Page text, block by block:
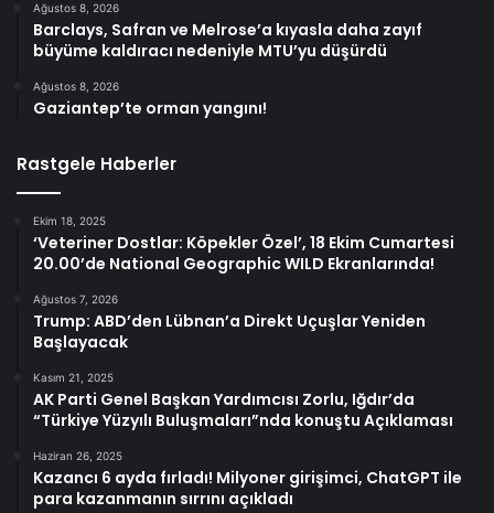
Ağustos 8, 2026
Barclays, Safran ve Melrose’a kıyasla daha zayıf
büyüme kaldıracı nedeniyle MTU’yu düşürdü
Ağustos 8, 2026
Gaziantep’te orman yangını!
Rastgele Haberler
Ekim 18, 2025
‘Veteriner Dostlar: Köpekler Özel’, 18 Ekim Cumartesi
20.00’de National Geographic WILD Ekranlarında!
Ağustos 7, 2026
Trump: ABD’den Lübnan’a Direkt Uçuşlar Yeniden
Başlayacak
Kasım 21, 2025
AK Parti Genel Başkan Yardımcısı Zorlu, Iğdır’da
“Türkiye Yüzyılı Buluşmaları”nda konuştu Açıklaması
Haziran 26, 2025
Kazancı 6 ayda fırladı! Milyoner girişimci, ChatGPT ile
para kazanmanın sırrını açıkladı